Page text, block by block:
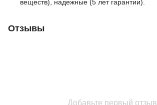
веществ), надежные (5 лет гарантии).
Отзывы
Добавьте первый отзыв